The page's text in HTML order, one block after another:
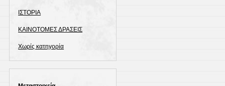
ΙΣΤΟΡΙΑ
ΚΑΙΝΟΤΟΜΕΣ ΔΡΑΣΕΙΣ
Χωρίς κατηγορία